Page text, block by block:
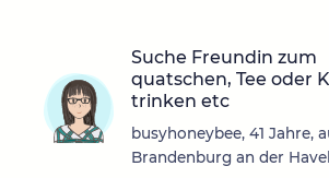
Suche Freundin zum
quatschen, Tee oder
trinken etc
busyhoneybee, 41 Jahre,
Brandenburg an der Havel